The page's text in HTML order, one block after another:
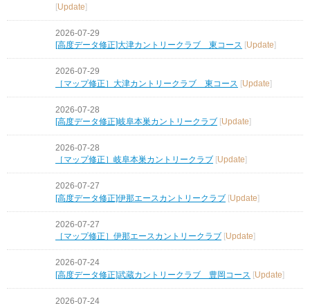
[Update]
2026-07-29
[高度データ修正]大津カントリークラブ 東コース [Update]
2026-07-29
［マップ修正］大津カントリークラブ 東コース [Update]
2026-07-28
[高度データ修正]岐阜本巣カントリークラブ [Update]
2026-07-28
［マップ修正］岐阜本巣カントリークラブ
Update
2026-07-27
[高度データ修正]伊那エースカントリークラブ [Update]
2026-07-27
［マップ修正］伊那エースカントリークラブ
Update
2026-07-24
[高度データ修正]武蔵カントリークラブ 豊岡コース [Update]
2026-07-24